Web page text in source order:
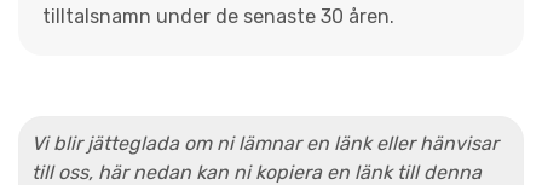
tilltalsnamn under de senaste 30 åren.
Vi blir jätteglada om ni lämnar en länk eller hänvisar
till oss, här nedan kan ni kopiera en länk till denna